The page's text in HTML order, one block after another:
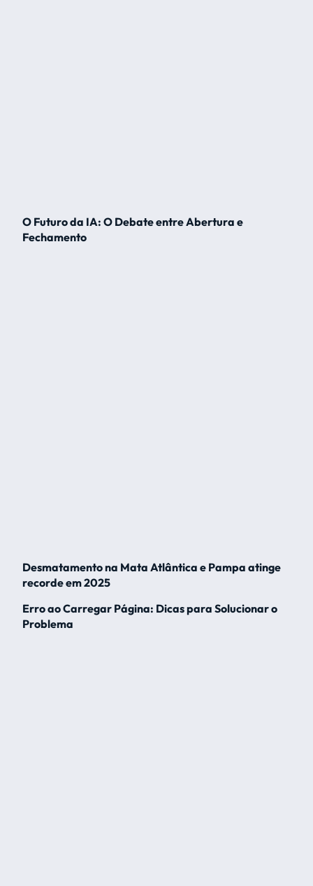
O Futuro da IA: O Debate entre Abertura e
Fechamento
Desmatamento na Mata Atlântica e Pampa atinge
recorde em 2025
Erro ao Carregar Página: Dicas para Solucionar o
Problema